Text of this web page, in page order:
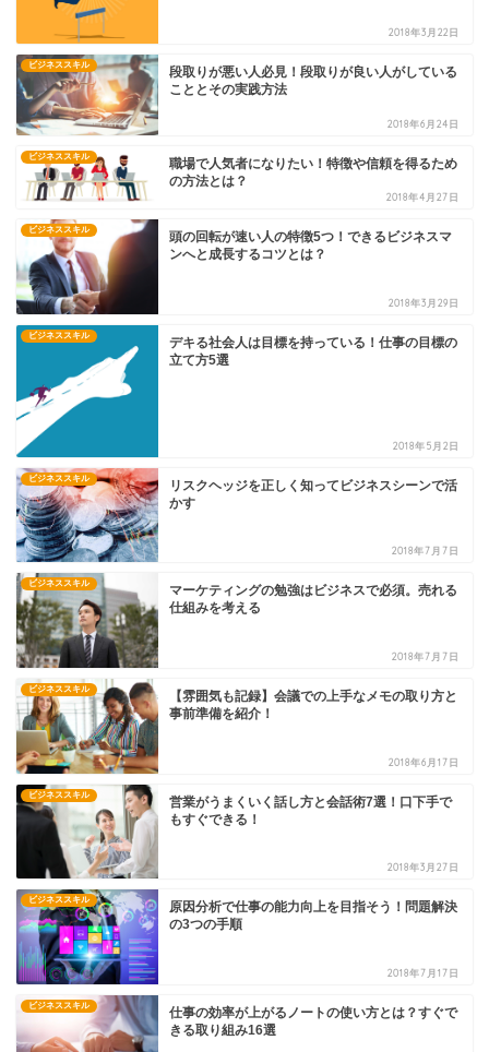
2018年3月22日
ビジネススキル
段取りが悪い人必見！段取りが良い人がしている
こととその実践方法
2018年6月24日
ビジネススキル
職場で人気者になりたい！特徴や信頼を得るため
の方法とは？
2018年4月27日
ビジネススキル
頭の回転が速い人の特徴5つ！できるビジネスマ
ンへと成長するコツとは？
2018年3月29日
ビジネススキル
デキる社会人は目標を持っている！仕事の目標の
立て方5選
2018年5月2日
ビジネススキル
リスクヘッジを正しく知ってビジネスシーンで活
かす
2018年7月7日
ビジネススキル
マーケティングの勉強はビジネスで必須。売れる
仕組みを考える
2018年7月7日
ビジネススキル
【雰囲気も記録】会議での上手なメモの取り方と
事前準備を紹介！
2018年6月17日
ビジネススキル
営業がうまくいく話し方と会話術7選！口下手で
もすぐできる！
2018年3月27日
ビジネススキル
原因分析で仕事の能力向上を目指そう！問題解決
の3つの手順
2018年7月17日
ビジネススキル
仕事の効率が上がるノートの使い方とは？すぐで
きる取り組み16選